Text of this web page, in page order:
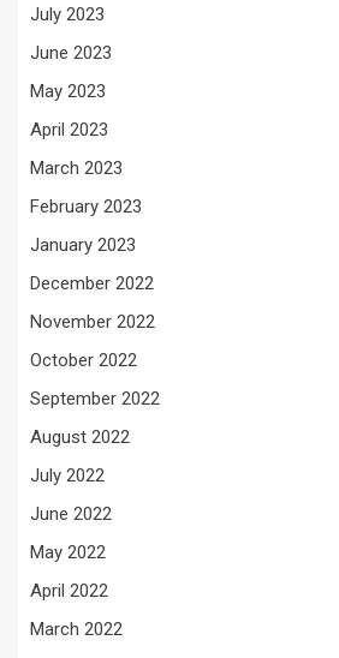
July 2023
June 2023
May 2023
April 2023
March 2023
February 2023
January 2023
December 2022
November 2022
October 2022
September 2022
August 2022
July 2022
June 2022
May 2022
April 2022
March 2022